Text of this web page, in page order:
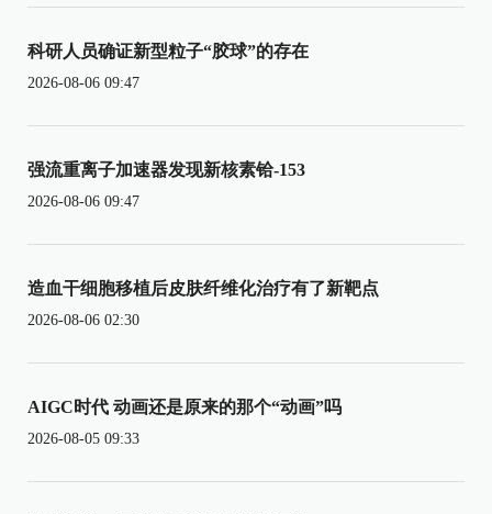
科研人员确证新型粒子“胶球”的存在
2026-08-06 09:47
强流重离子加速器发现新核素铪-153
2026-08-06 09:47
造血干细胞移植后皮肤纤维化治疗有了新靶点
2026-08-06 02:30
AIGC时代 动画还是原来的那个“动画”吗
2026-08-05 09:33